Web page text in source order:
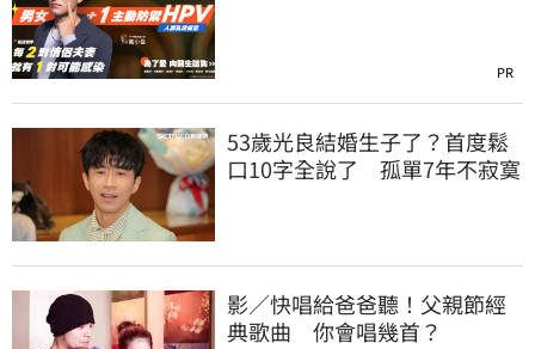
PR
53歲光良結婚生子了？首度鬆
口10字全說了 孤單7年不寂寞
影／快唱給爸爸聽！父親節經
典歌曲 你會唱幾首？